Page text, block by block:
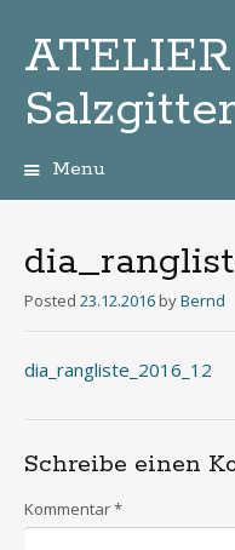
Menu
Posted 23.12.2016 byBernd
dia_rangliste_2016_12
Schreibe einen
Kommentar*